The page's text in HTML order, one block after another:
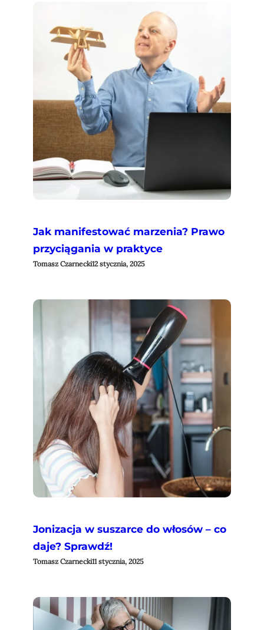
Jak manifestować marzenia? Prawo
przyciągania w praktyce
Tomasz Czarnecki12 stycznia, 2025
Jonizacja w suszarce do włosów – co
daje? Sprawdź!
Tomasz Czarnecki11 stycznia, 2025